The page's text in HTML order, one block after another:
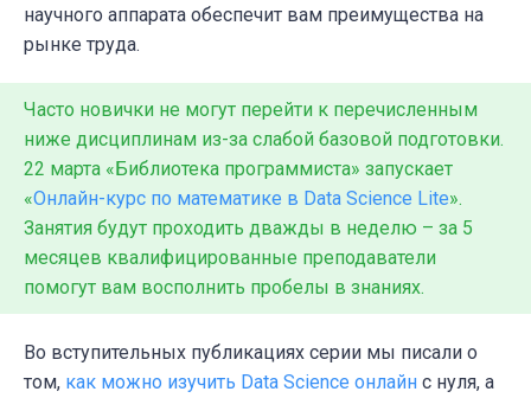
научного аппарата обеспечит вам преимущества на
рынке труда.
Часто новички не могут перейти к перечисленным
ниже дисциплинам из-за слабой базовой подготовки.
22 марта «Библиотека программиста» запускает
«Онлайн-курс по математике в Data Science Lite».
Занятия будут проходить дважды в неделю – за 5
месяцев квалифицированные преподаватели
помогут вам восполнить пробелы в знаниях.
Во вступительных публикациях серии мы писали о
том, как можно изучить Data Science онлайн с нуля, а